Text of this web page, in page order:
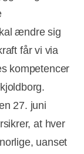
ændre sig
får vi via
kompetencer
27. juni
at hver
uanset